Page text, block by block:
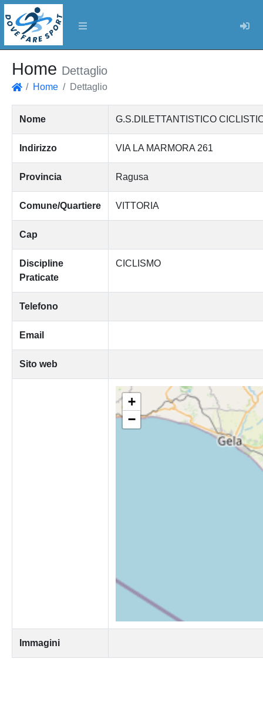
Home Dettaglio
Home Dettaglio
Nome G.S.DILETTANTISTICO
Indirizzo VIA LA MARMORA 261
Provincia Ragusa
Comune/Quartiere VITTORIA
Cap
Discipline
Praticate
CICLISMO
Telefono
Email
Sito web
+
−
Immagini